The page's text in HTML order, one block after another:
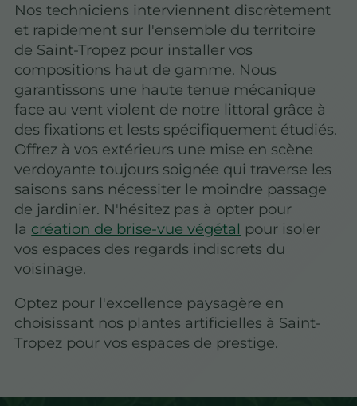
Nos techniciens interviennent discrètement
et rapidement sur l'ensemble du territoire
de Saint-Tropez pour installer vos
compositions haut de gamme. Nous
garantissons une haute tenue mécanique
face au vent violent de notre littoral grâce à
des fixations et lests spécifiquement étudiés.
Offrez à vos extérieurs une mise en scène
verdoyante toujours soignée qui traverse les
saisons sans nécessiter le moindre passage
de jardinier. N'hésitez pas à opter pour
la création de brise-vue végétal pour isoler
vos espaces des regards indiscrets du
voisinage.
Optez pour l'excellence paysagère en
choisissant nos plantes artificielles à Saint-
Tropez pour vos espaces de prestige.